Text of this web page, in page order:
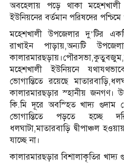
অবহেলায় পড়ে থাকা মহেশখালী
ইউনিয়নের বর্তমান পরিষদের পশ্চিমে
মহেশখালী উপজেলার দু’টির
রাখাইন পাড়ায়,অন্যটি
মহেশখালী ইউনিয়নে
ভোগান্তিতে রয়েছে
কালারমারছড়ার স্হানীয় জনগণ।
কি.মি দূরে অবস্হিত খাদ্য গুদাম
ভোগান্তিতে পড়তে হচ্ছে
ধলঘাটা,মাতারবাড়ি দ্বীপাঞ্চল
যাচ্ছে না।
কালারমারছড়ার বিশালাকৃতির